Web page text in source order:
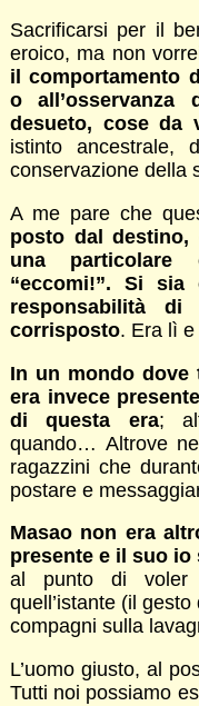
Sacrificarsi per il
eroico, ma non
il comportamento
o all’osservanza
desueto, cose da
istinto ancestrale,
conservazione della
A me pare che
posto dal
una particolare
“eccomi!”. Si
responsabilità
corrisposto. Era lì e
In un mondo dove
era invece
di questa era;
quando… Altrove
ragazzini che
postare e
Masao non era
presente e il suo io
al punto di voler
quell’istante (il
compagni sulla
L’uomo giusto, al
Tutti noi possiamo